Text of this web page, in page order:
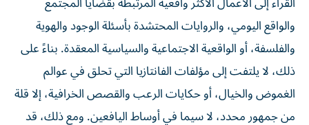
والواقع اليومي، والروايات المحتشدة بأسئلة الوجود والهوية
والفلسفة، أو الواقعية الاجتماعية والسياسية المعقدة. بناءً على
ذلك، لا يلتفت إلى مؤلفات الفانتازيا التي تحلق في عوالم
الغموض والخيال، أو حكايات الرعب والقصص الخرافية، إلا قلة
من جمهور محدد، لا سيما في أوساط اليافعين. ومع ذلك، قد